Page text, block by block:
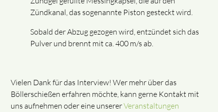
Zündkanal, das sogenannte Piston gesteckt wird.
Sobald der Abzug gezogen wird, entzündet sich das
Pulver und brennt mit ca. 400 m/s ab.
Vielen Dank für das Interview! Wer mehr über das
Böllerschießen erfahren möchte, kann gerne Kontakt mit
uns aufnehmen oder eine unsererVeranstaltungen